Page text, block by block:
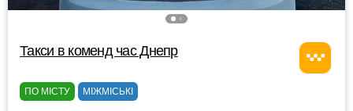
Такси в коменд час Днепр
ПО МІСТУ МІЖМІСЬКІ